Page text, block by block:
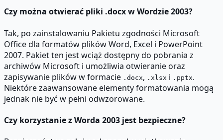
Czy można otwierać pliki .docx w Wordzie 2003?
Tak, po zainstalowaniu Pakietu zgodności Microsoft
Office dla formatów plików Word, Excel i PowerPoint
2007. Pakiet ten jest wciąż dostępny do pobrania z
archiwów Microsoft i umożliwia otwieranie oraz
zapisywanie plików w formacie .docx, .xlsx i .pptx.
Niektóre zaawansowane elementy formatowania mogą
jednak nie być w pełni odwzorowane.
Czy korzystanie z Worda 2003 jest bezpieczne?